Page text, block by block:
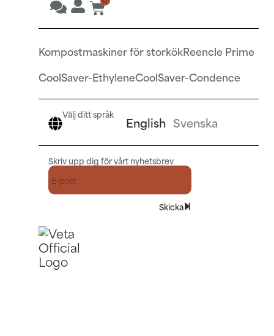
Kompostmaskiner för storkökReencle Prime
CoolSaver-EthyleneCoolSaver-Condence
Välj ditt språk English Svenska
Skriv upp dig för vårt nyhetsbrev
Skicka